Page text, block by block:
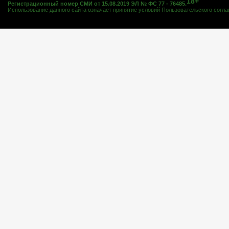
Регистрационный номер СМИ от 15.08.2019 ЭЛ № ФС 77 - 76485.
Использование данного сайта означает принятие условий Пользовательского